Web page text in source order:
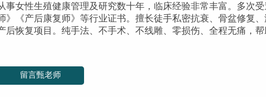
事女性生殖健康管理及研究数十年，临床经验非常丰富。多次
》《产后康复师》等行业证书。擅长徒手私密抗衰、骨盆修复
后恢复项目。纯手法、不手术、不线雕、零损伤、全程无痛，帮
留言甄老师